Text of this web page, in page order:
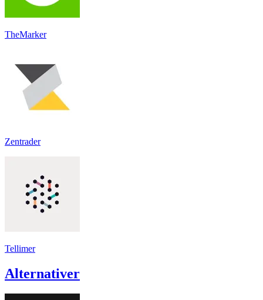
TheMarker
Zentrader
Tellimer
Alternativer